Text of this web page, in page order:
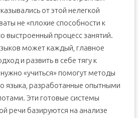
от этой нелегкой
не «плохие способности к
выстроенный процесс занятий.
может каждый, главное
и развить в себе тягу к
«учиться» помогут методы
языка, разработанные опытными
Эти готовые системы
речи базируются на анализе